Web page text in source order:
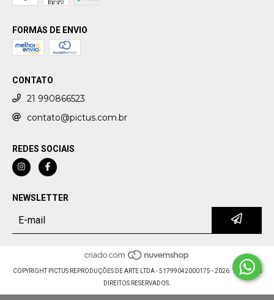
FORMAS DE ENVIO
CONTATO
21 990866523
contato@pictus.com.br
REDES SOCIAIS
NEWSLETTER
COPYRIGHT PICTUS REPRODUÇÕES DE ARTE LTDA - 51799042000175 - 2026. TODOS OS
DIREITOS RESERVADOS.